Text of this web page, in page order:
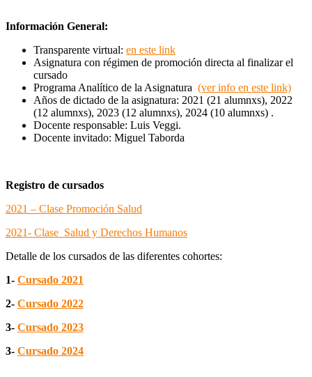
Información General:
Transparente virtual: en este link
Asignatura con régimen de promoción directa al finalizar el
cursado
Programa Analítico de la Asignatura (ver info en este link)
Años de dictado de la asignatura: 2021 (21 alumnxs), 2022
(12 alumnxs), 2023 (12 alumnxs), 2024 (10 alumnxs) .
Docente responsable: Luis Veggi.
Docente invitado: Miguel Taborda
Registro de cursados
2021 – Clase Promoción Salud
2021- Clase Salud y Derechos Humanos
Detalle de los cursados de las diferentes cohortes:
1- Cursado 2021
2- Cursado 2022
3- Cursado 2023
3- Cursado 2024